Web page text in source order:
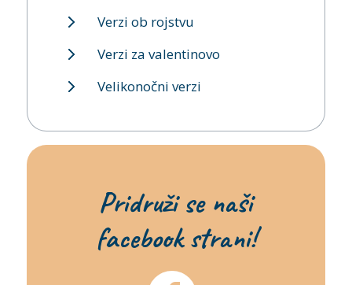
Verzi ob rojstvu
Verzi za valentinovo
Velikonočni verzi
Pridruži se naši
facebook strani!